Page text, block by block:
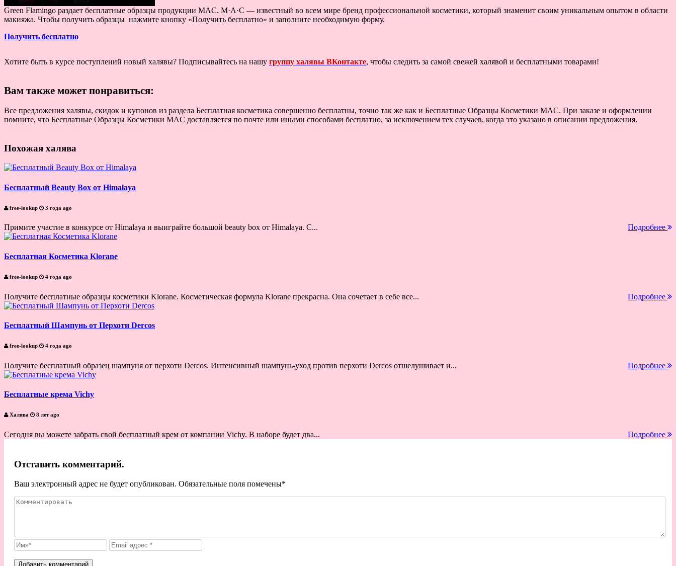
Green Flamingo раздает бесплатные образцы продукции MAC. M·A·C — известный во всем мире бренд профессиональной косметики, который знаменит своим уникальным опытом в области
макияжа. Чтобы получить образцы нажмите кнопку «Получить бесплатно» и заполните необходимую форму.
Получить бесплатно
Хотите быть в курсе поступлений новый халявы? Подписывайтесь на нашу группу халявы ВКонтакте, чтобы следить за самой свежей халявой и бесплатными товарами!
Вам также может понравиться:
Все предложения халявы, скидок и купонов из раздела Бесплатная косметика совершенно бесплатны, точно так же как и Бесплатные Образцы Косметики MAC. При заказе и оформлении
помните, что Бесплатные Образцы Косметики MAC доставляется по почте или иными способами бесплатно, за исключением тех случаев, когда это указано в описании предложения.
Похожая халява
Бесплатный Beauty Box от Himalaya
free-lookup 3 года ago
Примите участие в конкурсе от Himalaya и выиграйте большой beauty box от Himalaya. С... Подробнее
Бесплатная Косметика Klorane
free-lookup 4 года ago
Получите бесплатные образцы косметики Klorane. Косметическая формула Klorane прекрасна. Она сочетает в себе все... Подробнее
Бесплатный Шампунь от Перхоти Dercos
free-lookup 4 года ago
Получите бесплатный образец шампуня от перхоти Dercos. Интенсивный шампунь-уход против перхоти Dercos отшелушивает и... Подробнее
Бесплатные крема Vichy
Халява 8 лет ago
Сегодня вы можете забрать свой бесплатный крем от компании Vichy. В наборе будет два... Подробнее
Отставить комментарий.
Ваш электронный адрес не будет опубликован. Обязательные поля помечены*